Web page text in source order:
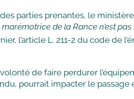
parties prenantes, le
de la Rance n’est
l’article L. 211-2 du code de
de faire perdurer
pourrait impacter le passage